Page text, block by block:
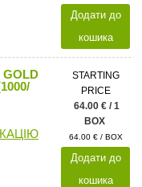
Додати до
кошика
STARTING
PRICE
64.00 € / 1
BOX
64.00 € / BOX
Додати до
кошика